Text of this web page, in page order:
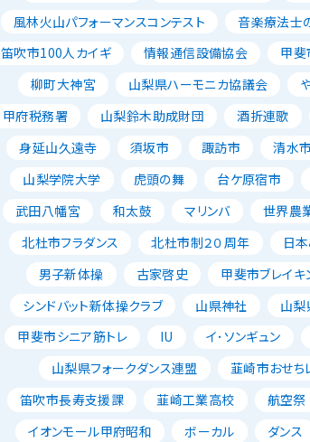
風林火山パフォーマンスコンテスト
音楽療法士
笛吹市100人カイギ
情報通信設備協会 甲
柳町大神宮
山梨県ハーモニカ協議会
甲府税務署
山梨鈴木助成財団 酒折連歌
身延山久遠寺
須坂市 諏訪市 清水市
山梨学院大学
虎頭の舞 台ケ原宿市
武田八幡宮
和太鼓 マリンバ 世界農
北杜市フラダンス
北杜市制２０周年 日
男子新体操
古家啓史 甲斐市ブレイキ
シンドバット新体操クラブ
山県神社 山
甲斐市シニア筋トレ
IU イ･ソンギュン
山梨県フォークダンス連盟
韮崎市おせち
笛吹市長寿支援課
韮崎工業高校 航空祭
イオンモール甲府昭和
ボーカル ダンス